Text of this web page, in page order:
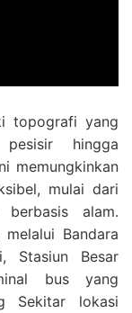
topografi yang
hingga
memungkinkan
mulai dari
alam.
Bandara
Stasiun Besar
bus yang
Sekitar lokasi